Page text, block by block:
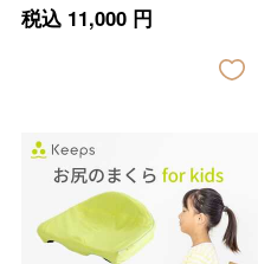
税込 11,000円